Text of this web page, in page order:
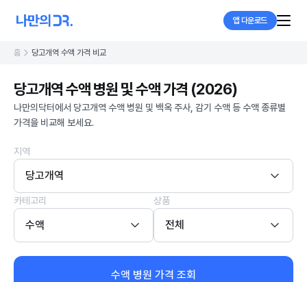
앱 다운로드
홈 당고개역 수액 가격 비교
당고개역 수액 병원 및 수액 가격 (2026)
나만의닥터에서 당고개역 수액 병원 및 백옥 주사, 감기 수액 등 수액 종류별
가격을 비교해 보세요.
지역
당고개역
카테고리
수액
상품
전체
수액 병원 가격 조회